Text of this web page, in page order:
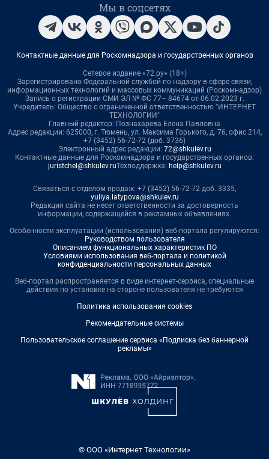
Мы в соцсетях
Контактные данные для Роскомнадзора и государственных органов
Сетевое издание «72.ру» (18+)
Зарегистрировано Федеральной службой по надзору в сфере связи,
информационных технологий и массовых коммуникаций (Роскомнадзор)
Запись о регистрации СМИ ЭЛ № ФС 77– 84674 от 06.02.2023 г.
Учредитель: Общество с ограниченной ответственностью "ИНТЕРНЕТ
ТЕХНОЛОГИИ"
Главный редактор: Познахарева Елена Павловна
Адрес редакции: 625000, г. Тюмень, ул. Максима Горького, д. 76, офис 214,
+7 (3452) 56-72-72 (доб. 3736)
Электронный адрес редакции: 72@shkulev.ru
Контактные данные для Роскомнадзора и государственных органов:
juristchel@shkulev.ruТехподдержка: help@shkulev.ru
Связаться с отделом продаж: +7 (3452) 56-72-72 доб. 3335,
yuliya.latypova@shkulev.ru
Редакция сайта не несет ответственности за достоверность
информации, содержащейся в рекламных объявлениях.
Особенности эксплуатации (использования) веб-портала регулируются:
Руководством пользователя
Описанием функциональных характеристик ПО
Условиями использования веб-портала и политикой
конфиденциальности персональных данных
Веб-портал распространяется в виде интернет-сервиса, специальные
действия по установке на стороне пользователя не требуются
Политика использования cookies
Рекомендательные системы
Пользовательское соглашение сервиса «Подписка без баннерной
рекламы»
© ООО «Интернет Технологии»